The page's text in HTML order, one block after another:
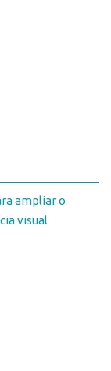
ampliar o
visual